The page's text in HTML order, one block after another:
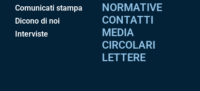
Comunicati stampa
Dicono di noi
Interviste
NORMATIVE
CONTATTI
MEDIA
CIRCOLARI
LETTERE